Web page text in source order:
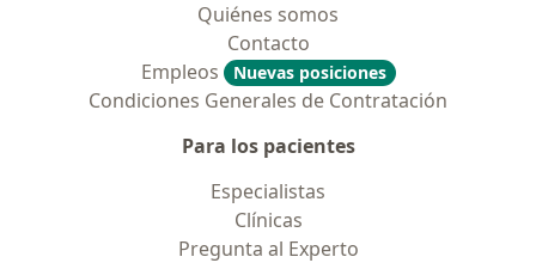
Quiénes somos
Contacto
Empleos
Nuevas posiciones
Condiciones Generales de Contratación
Para los pacientes
Especialistas
Clínicas
Pregunta al Experto